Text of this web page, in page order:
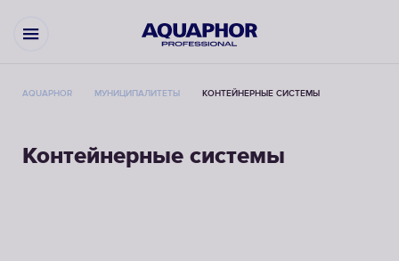
AQUAPHOR МУНИЦИПАЛИТЕТЫ КОНТЕЙНЕРНЫЕ СИСТЕМЫ
Контейнерные системы